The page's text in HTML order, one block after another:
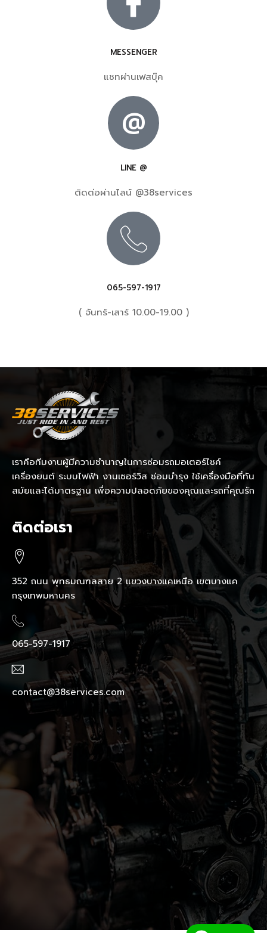
MESSENGER
แชทผ่านเฟสบุ๊ค
@
LINE @
ติดต่อผ่านไลน์ @38services
065-597-1917
( จันทร์-เสาร์ 10.00-19.00 )
เราคือทีมงานผู้มีความชำนาญในการซ่อมรถมอเตอร์ไซค์
เครื่องยนต์ ระบบไฟฟ้า งานเซอร์วิส ซ่อมบำรุง ใช้เครื่องมือที่ทัน
สมัยและได้มาตรฐาน เพื่อความปลอดภัยของคุณและรถที่คุณรัก
ติดต่อเรา
352 ถนน พุทธมณฑลสาย 2 แขวงบางแคเหนือ เขตบางแค
กรุงเทพมหานคร
065-597-1917
contact@38services.com